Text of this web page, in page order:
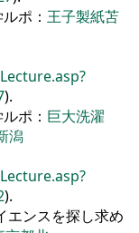
ポ： 王子製紙苫
).
ポ： 巨大洗濯
潟
).
エンスを探し求め